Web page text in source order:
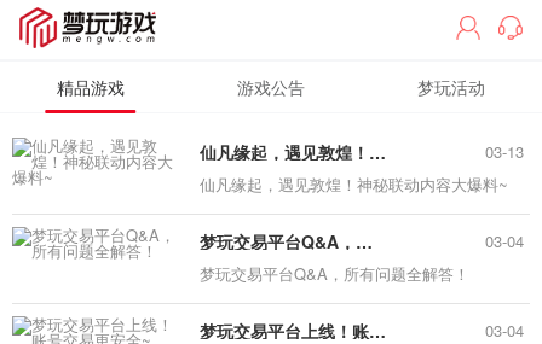
精品游戏 游戏公告 梦玩活动
仙凡缘起，遇见敦煌！神秘联动内容大爆料~
03-13
仙凡缘起，遇见敦煌！神秘联动内容大爆料~
梦玩交易平台Q&A，所有问题全解答！
03-04
梦玩交易平台Q&A，所有问题全解答！
梦玩交易平台上线！账号交易更安全~
03-04